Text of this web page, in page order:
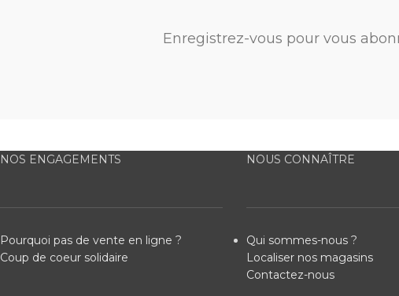
Enregistrez-vous pour vous
NOS ENGAGEMENTS
Pourquoi pas de vente en ligne ?
Coup de coeur solidaire
NOUS CONNAÎTRE
Qui sommes-nous ?
Localiser nos magasins
Contactez-nous